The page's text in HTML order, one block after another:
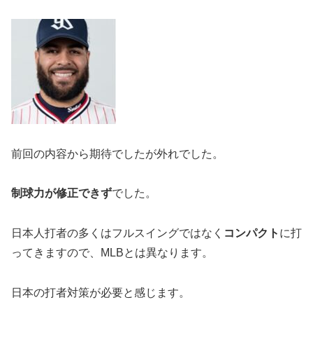
前回の内容から期待でしたが外れでした。
制球力が修正できずでした。
日本人打者の多くはフルスイングではなく コンパクト に打
ってきますので、MLBとは異なります。
日本の打者対策が必要と感じます。